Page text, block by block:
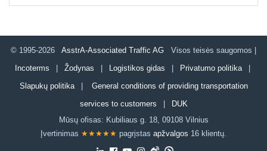
© 1995-2026 AsstrA-Associated Traffic AG Visos teisės saugomos |
Incoterms | Žodynas | Logistikos gidas | Privatumo politika|
Slapukų politika
| General conditions of providing transportation
services to customers | DUK
Mūsų ofisas: Kubiliaus g. 18, 09108 Vilnius
Įvertinimas ★★★★★ pagrįstas apžvalgos 16 klientų.